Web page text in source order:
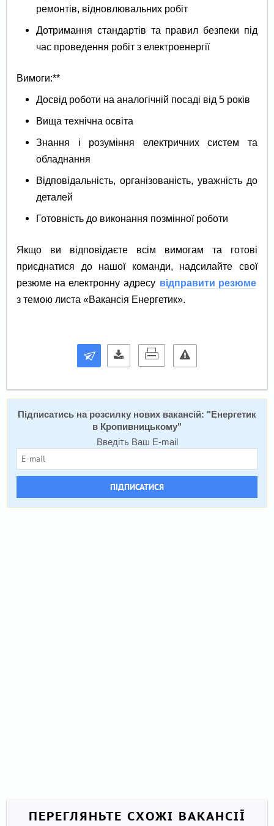
ремонтів, відновлювальних робіт
Дотримання стандартів та правил безпеки під
час проведення робіт з електроенергії
Вимоги:**
Досвід роботи на аналогічній посаді від 5 років
Вища технічна освіта
Знання і розуміння електричних систем та
обладнання
Відповідальність, організованість, уважність до
деталей
Готовність до виконання позмінної роботи
Якщо ви відповідаєте всім вимогам та готові
приєднатися до нашої команди, надсилайте свої
резюме на електронну адресу відправити резюме
з темою листа «Вакансія Енергетик».
Підписатись на розсилку нових вакансій: "Енергетик
в Кропивницькому"
Введіть Ваш E-mail
ПІДПИСАТИСЯ
ПЕРЕГЛЯНЬТЕ СХОЖІ ВАКАНСІЇ